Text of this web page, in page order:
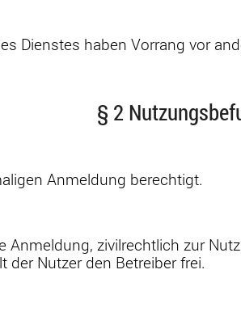
Dienstes haben Vorrang vor
§ 2
Anmeldung berechtigt.
Anmeldung, zivilrechtlich zur
der Nutzer den Betreiber frei.